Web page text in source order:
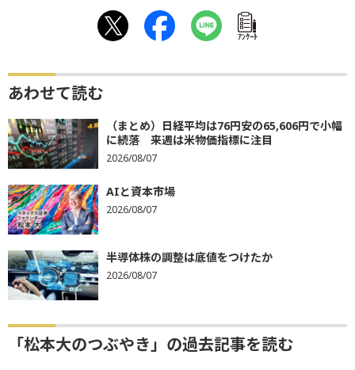
ｱﾝｹｰﾄ
あわせて読む
（まとめ）日経平均は76円安の65,606円で小幅
に続落 来週は米物価指標に注目
2026/08/07
AIと資本市場
2026/08/07
半導体株の調整は底値をつけたか
2026/08/07
「松本大のつぶやき」の過去記事を読む